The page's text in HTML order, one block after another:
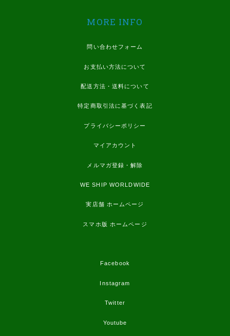
MORE INFO
問い合わせフォーム
お支払い方法について
配送方法・送料について
特定商取引法に基づく表記
プライバシーポリシー
マイアカウント
メルマガ登録・解除
WE SHIP WORLDWIDE
実店舗 ホームページ
スマホ版 ホームページ
Facebook
Instagram
Twitter
Youtube